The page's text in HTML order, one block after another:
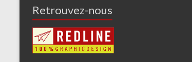
Retrouvez-nous